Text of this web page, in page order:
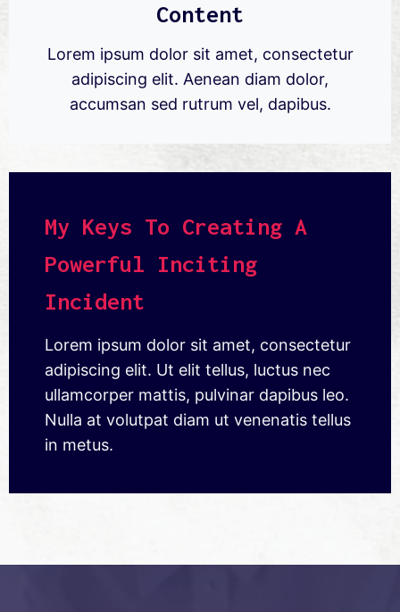
Content
Lorem ipsum dolor sit amet, consectetur
adipiscing elit. Aenean diam dolor,
accumsan sed rutrum vel, dapibus.
My Keys To Creating A
Powerful Inciting
Incident
Lorem ipsum dolor sit amet, consectetur
adipiscing elit. Ut elit tellus, luctus nec
ullamcorper mattis, pulvinar dapibus leo.
Nulla at volutpat diam ut venenatis tellus
in metus.